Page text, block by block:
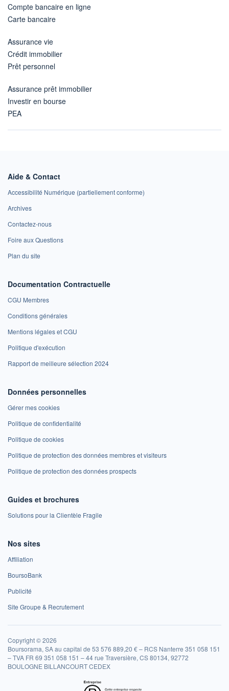
Compte bancaire en ligne
Carte bancaire
Assurance vie
Crédit immobilier
Prêt personnel
Assurance prêt immobilier
Investir en bourse
PEA
Aide & Contact
Accessibilité Numérique (partiellement conforme)
Archives
Contactez-nous
Foire aux Questions
Plan du site
Documentation Contractuelle
CGU Membres
Conditions générales
Mentions légales et CGU
Politique d'exécution
Rapport de meilleure sélection 2024
Données personnelles
Gérer mes cookies
Politique de confidentialité
Politique de cookies
Politique de protection des données membres et visiteurs
Politique de protection des données prospects
Guides et brochures
Solutions pour la Clientèle Fragile
Nos sites
Affiliation
BoursoBank
Publicité
Site Groupe & Recrutement
Copyright © 2026
Boursorama, SA au capital de 53 576 889,20 € – RCS Nanterre 351 058 151
– TVA FR 69 351 058 151 – 44 rue Traversière, CS 80134, 92772
BOULOGNE BILLANCOURT CEDEX